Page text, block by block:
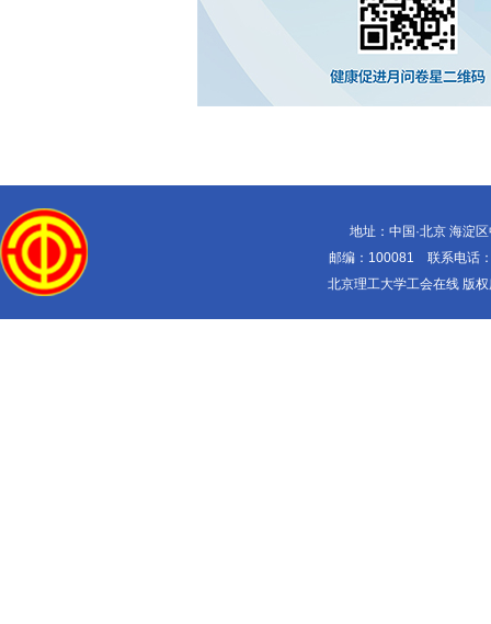
地址：中国·北京 海淀
邮编：100081 联系电话
北京理工大学工会在线 版